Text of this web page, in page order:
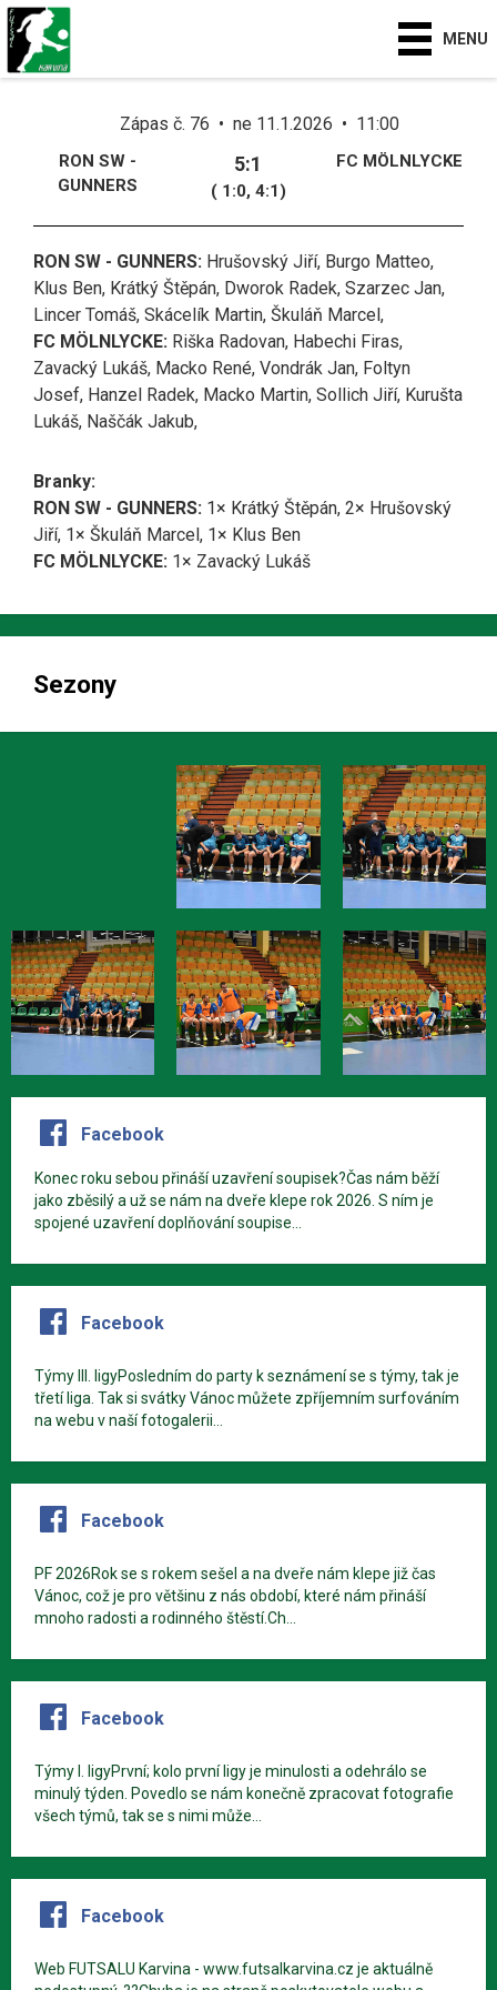
MENU
Zápas č. 76 • ne 11.1.2026 • 11:00
RON SW -
GUNNERS
5:1
( 1:0, 4:1)
FC MÖLNLYCKE
RON SW - GUNNERS: Hrušovský Jiří, Burgo Matteo,
Klus Ben, Krátký Štěpán, Dworok Radek, Szarzec Jan,
Lincer Tomáš, Skácelík Martin, Škuláň Marcel,
FC MÖLNLYCKE: Riška Radovan, Habechi Firas,
Zavacký Lukáš, Macko René, Vondrák Jan, Foltyn
Josef, Hanzel Radek, Macko Martin, Sollich Jiří, Kurušta
Lukáš, Naščák Jakub,
Branky:
RON SW - GUNNERS: 1× Krátký Štěpán, 2× Hrušovský
Jiří, 1× Škuláň Marcel, 1× Klus Ben
FC MÖLNLYCKE: 1× Zavacký Lukáš
Sezony
Facebook
Konec roku sebou přináší uzavření soupisek?Čas nám běží
jako zběsilý a už se nám na dveře klepe rok 2026. S ním je
spojené uzavření doplňování soupise...
Facebook
Týmy III. ligyPosledním do party k seznámení se s týmy, tak je
třetí liga. Tak si svátky Vánoc můžete zpříjemním surfováním
na webu v naší fotogalerii...
Facebook
PF 2026Rok se s rokem sešel a na dveře nám klepe již čas
Vánoc, což je pro většinu z nás období, které nám přináší
mnoho radosti a rodinného štěstí.Ch...
Facebook
Týmy I. ligyPrvní; kolo první ligy je minulosti a odehrálo se
minulý týden. Povedlo se nám konečně zpracovat fotografie
všech týmů, tak se s nimi může...
Facebook
Web FUTSALU Karvina - www.futsalkarvina.cz je aktuálně